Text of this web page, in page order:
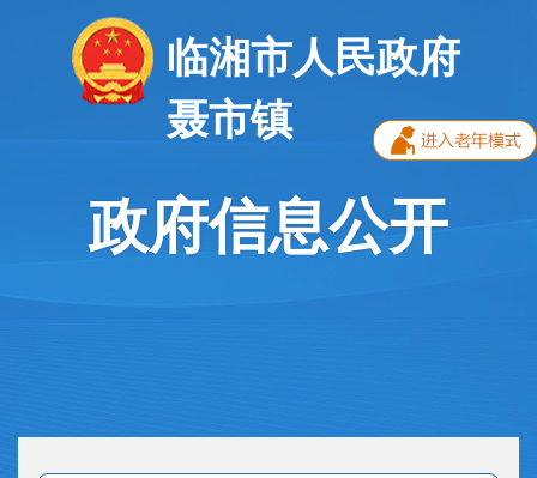
临湘市人民政府
聂市镇
政府信息公开